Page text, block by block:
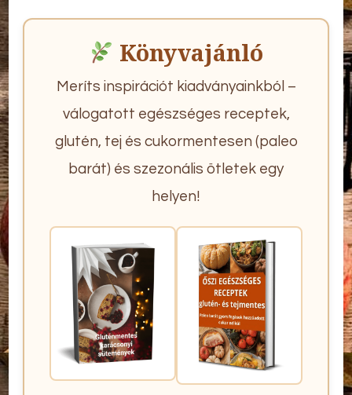
Könyvajánló
Meríts inspirációt kiadványainkból –
válogatott egészséges receptek,
glutén, tej és cukormentesen (paleo
barát) és szezonális ötletek egy
helyen!